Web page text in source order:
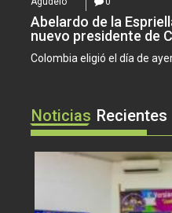
Abelardo de la
nuevo presidente de
Colombia eligió el día de ayer
Noticias Recientes